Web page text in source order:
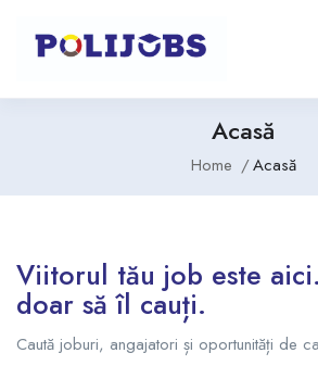
Acasă
Home Acasă
Viitorul tău job este
doar să îl cauți.
Caută joburi, angajatori și oportunități de